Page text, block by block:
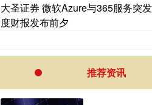
大圣证券 微软Azure与365服务突
度财报发布前夕
推荐资讯